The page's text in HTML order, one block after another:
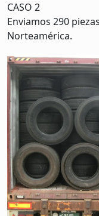
CASO 2
Enviamos 290
Norteamérica.